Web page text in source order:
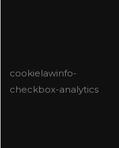
cookielawinfo-
checkbox-analytics